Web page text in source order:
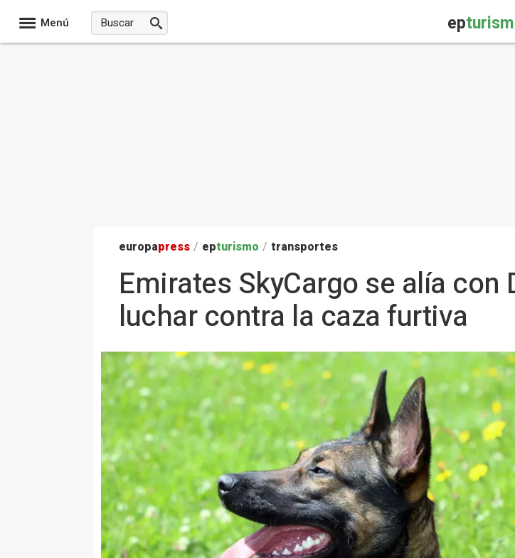
Menú ep
europapress / epturismo / transportes
Emirates SkyCargo se alía con
luchar contra la caza furtiva